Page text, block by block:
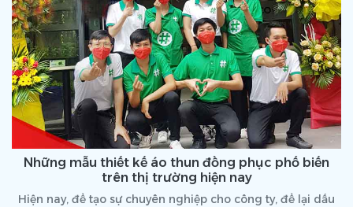
Những mẫu thiết kế áo thun đồng phục phố biến
trên thị trường hiện nay
Hiện nay, để tạo sự chuyên nghiệp cho công ty, để lại dấu